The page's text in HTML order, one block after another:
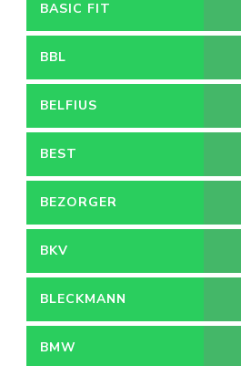
BASIC FIT
BBL
BELFIUS
BEST
BEZORGER
BKV
BLECKMANN
BMW